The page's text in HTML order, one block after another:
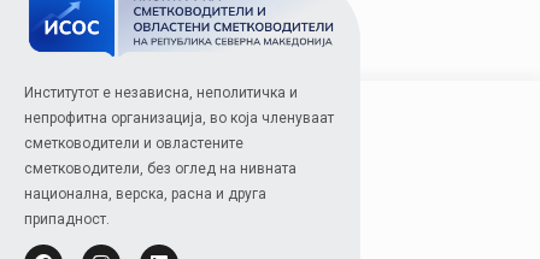
Институтот е независна, неполитичка и
непрофитна организација, во која членуваат
сметководители и овластените
сметководители, без оглед на нивната
национална, верска, расна и друга
припадност.